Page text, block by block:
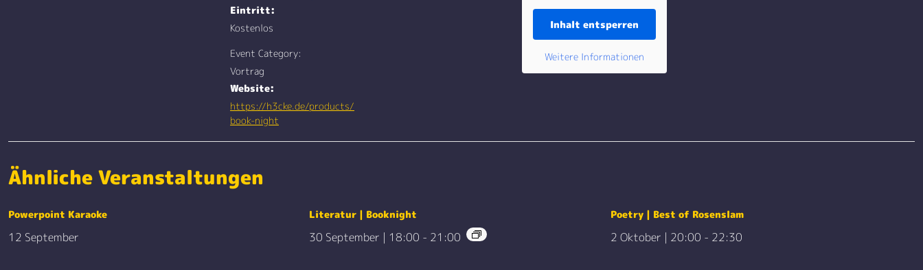
Eintritt:
Kostenlos
Event Category:
Vortrag
Website:
https://h3cke.de/products/
book-night
Inhalt entsperren
Weitere Informationen
Ähnliche Veranstaltungen
Powerpoint Karaoke
12 September
Literatur | Booknight
30 September | 18:00 - 21:00
Poetry | Best of Rosenslam
2 Oktober | 20:00 - 22:30